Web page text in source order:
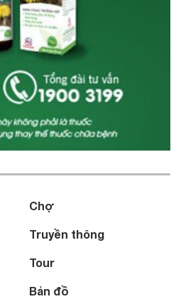
Chợ
Truyền thông
Tour
Bản đồ